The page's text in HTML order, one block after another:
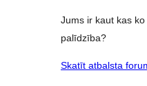
Jums ir kaut kas
palīdzība?
Skatīt atbalsta